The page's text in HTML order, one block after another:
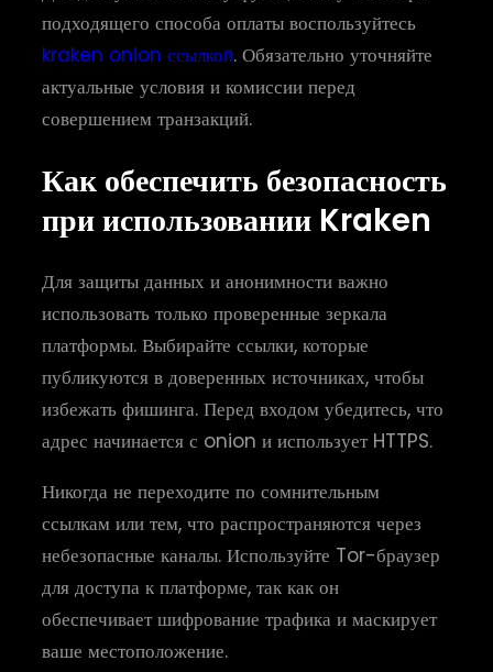
подходящего способа оплаты воспользуйтесь
kraken onion ссылкой. Обязательно уточняйте
актуальные условия и комиссии перед
совершением транзакций.
Как обеспечить безопасность
при использовании Kraken
Для защиты данных и анонимности важно
использовать только проверенные зеркала
платформы. Выбирайте ссылки, которые
публикуются в доверенных источниках, чтобы
избежать фишинга. Перед входом убедитесь, что
адрес начинается с onion и использует HTTPS.
Никогда не переходите по сомнительным
ссылкам или тем, что распространяются через
небезопасные каналы. Используйте Tor-браузер
для доступа к платформе, так как он
обеспечивает шифрование трафика и маскирует
ваше местоположение.